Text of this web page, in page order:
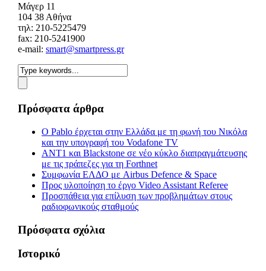
Mάγερ 11
104 38 Αθήνα
τηλ: 210-5225479
fax: 210-5241900
e-mail: smart@smartpress.gr
Πρόσφατα άρθρα
Ο Pablo έρχεται στην Ελλάδα με τη φωνή του Νικόλα
και την υπογραφή του Vodafone TV
ΑΝΤ1 και Blackstone σε νέο κύκλο διαπραγμάτευσης
με τις τράπεζες για τη Forthnet
Συμφωνία ΕΛΔΟ με Airbus Defence & Space
Προς υλοποίηση το έργο Video Assistant Referee
Προσπάθεια για επίλυση των προβλημάτων στους
ραδιοφωνικούς σταθμούς
Πρόσφατα σχόλια
Ιστορικό